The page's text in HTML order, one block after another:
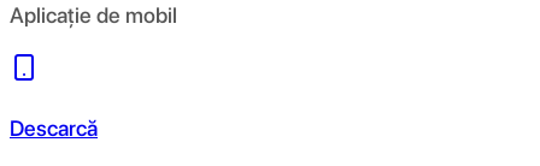
Aplicație de mobil
Descarcă